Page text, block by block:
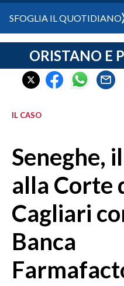
CRONACA SARDEGNA
CAGLIARI
SULCIS IGLESIENTE
SASSARI E PROVINCIA
GALLURA
OGLIASTRA
AGENDA
CRONACA
ITALIA
SFOGLIA IL QUOTIDIANO
ORISTANO E
IL CASO
Seneghe,
alla Corte
Cagliari
Banca